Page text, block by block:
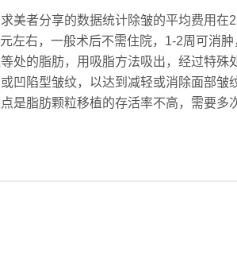
美者分享的数据统计除皱的平均费用
左右，一般术后不需住院，1-2周可消
处的脂肪，用吸脂方法吸出，经过特
凹陷型皱纹，以达到减轻或消除面部皱
是脂肪颗粒移植的存活率不高，需要